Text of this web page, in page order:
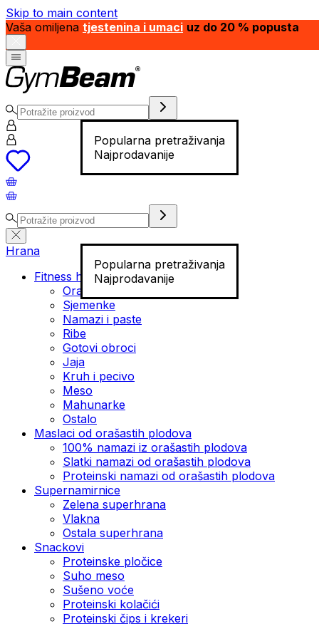
Skip to main content
Vaša omiljena tjestenina i umaci uz do 20 % popusta
Popularna pretraživanja
Najprodavanije
Popularna pretraživanja
Najprodavanije
Hrana
Fitness hrana
Orašasti plodovi
Sjemenke
Namazi i paste
Ribe
Gotovi obroci
Jaja
Kruh i pecivo
Meso
Mahunarke
Ostalo
Maslaci od orašastih plodova
100% namazi iz orašastih plodova
Slatki namazi od orašastih plodova
Proteinski namazi od orašastih plodova
Supernamirnice
Zelena superhrana
Vlakna
Ostala superhrana
Snackovi
Proteinske pločice
Suho meso
Sušeno voće
Proteinski kolačići
Proteinski čips i krekeri